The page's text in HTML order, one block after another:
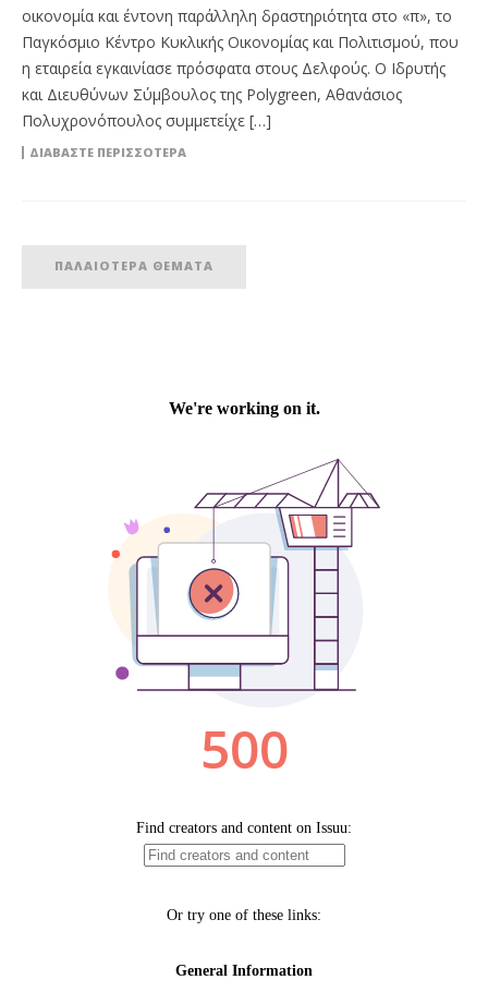
οικονομία και έντονη παράλληλη δραστηριότητα στο «π», το
Παγκόσμιο Κέντρο Κυκλικής Οικονομίας και Πολιτισμού, που
η εταιρεία εγκαινίασε πρόσφατα στους Δελφούς. Ο Ιδρυτής
και Διευθύνων Σύμβουλος της Polygreen, Αθανάσιος
Πολυχρονόπουλος συμμετείχε […]
ΔΙΑΒΆΣΤΕ ΠΕΡΙΣΣΌΤΕΡΑ
ΠΑΛΑΙΌΤΕΡΑ ΘΈΜΑΤΑ